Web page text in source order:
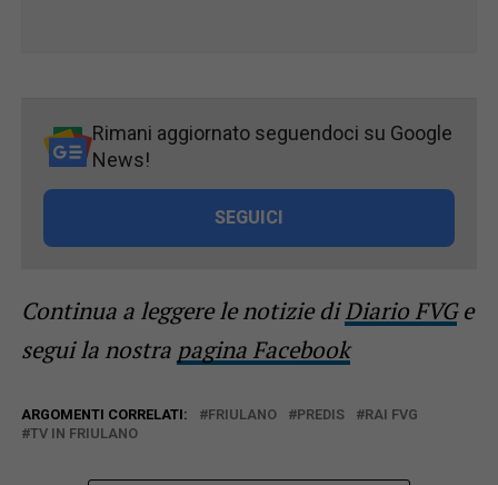
Rimani aggiornato seguendoci su Google
News!
SEGUICI
Continua a leggere le notizie diDiario FVGe
segui la nostra pagina Facebook
ARGOMENTI CORRELATI: FRIULANO PREDIS
RAI FVG
TV IN FRIULANO